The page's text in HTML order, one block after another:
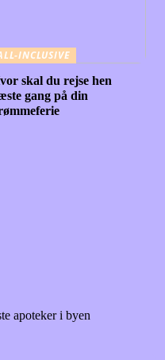
INCLUSIVE
skal du rejse hen
gang på din
apoteker i byen